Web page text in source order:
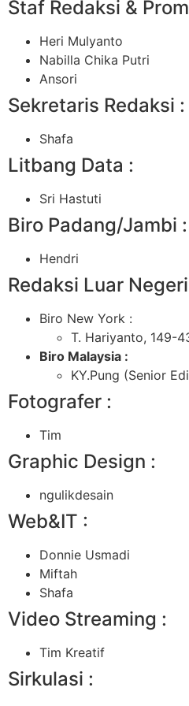
Staf Redaksi &
Heri Mulyanto
Nabilla Chika Putri
Ansori
Sekretaris Redaksi :
Shafa
Litbang Data :
Sri Hastuti
Biro Padang/Jambi :
Hendri
Redaksi Luar
Biro New York :
T. Hariyanto, 149-
Biro Malaysia :
KY.Pung (Senior
Fotografer :
Tim
Graphic Design :
ngulikdesain
Web&IT :
Donnie Usmadi
Miftah
Shafa
Video Streaming :
Tim Kreatif
Sirkulasi :